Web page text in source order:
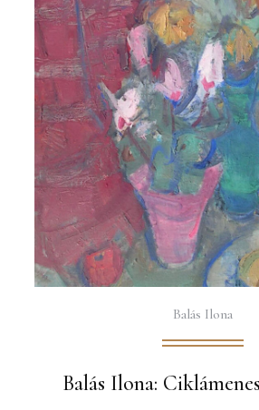
Balás Ilona
Balás Ilona: